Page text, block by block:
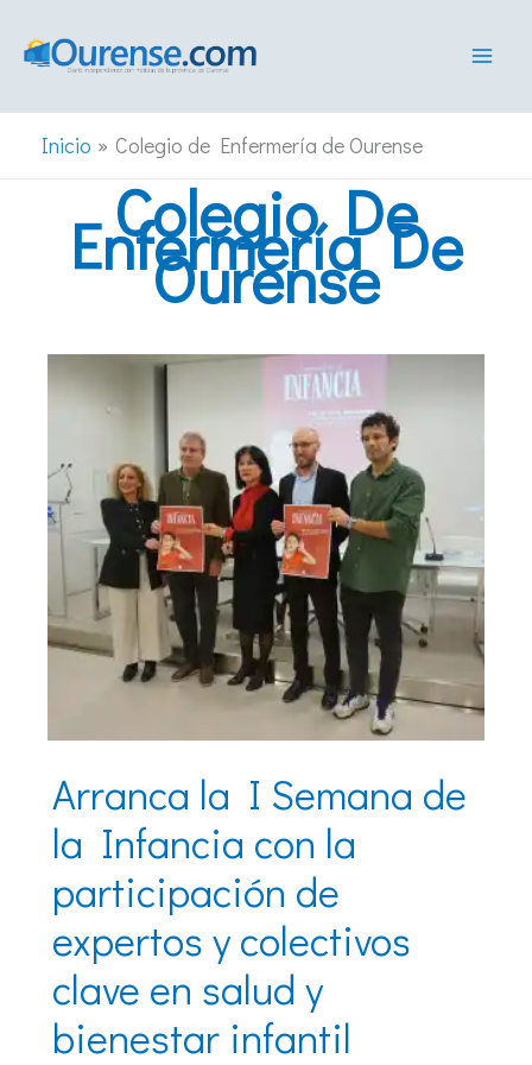
Inicio Colegio de Enfermería de Ourense
Colegio De
Enfermería De
Ourense
Arranca la I Semana de
la Infancia con la
participación de
expertos y colectivos
clave en salud y
bienestar infantil